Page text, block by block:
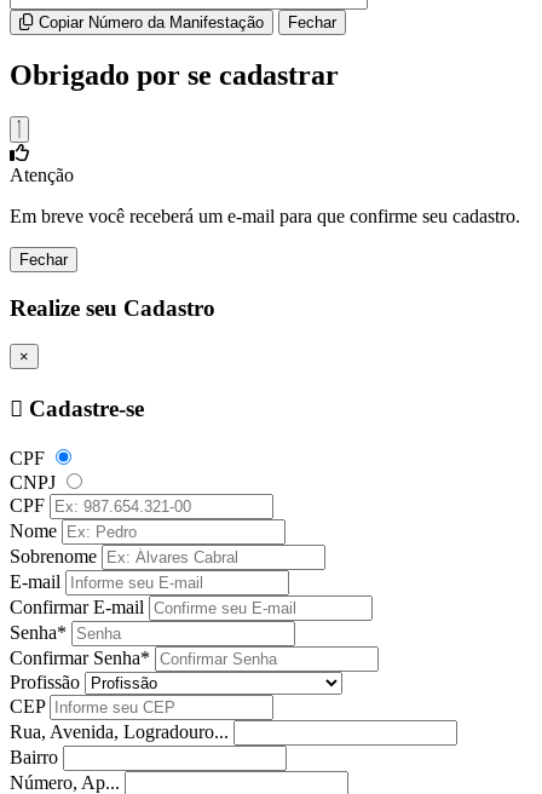
Copiar Número da Manifestação Fechar
Obrigado por se cadastrar
Atenção
Em breve você receberá um e-mail para que confirme seu cadastro.
Fechar
Realize seu Cadastro
×
Cadastre-se
CPF
CNPJ
CPF
Nome
Sobrenome
E-mail
Confirmar E-mail
Senha*
Confirmar Senha*
Profissão
CEP
Rua, Avenida, Logradouro...
Bairro
Número, Ap...